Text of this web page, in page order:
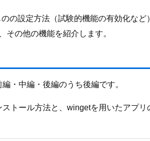
の設定方法（試験的機能の有効化な
その他の機能を紹介します。
・中編・後編のうち後編です。
トール方法と、wingetを用いたアプリ